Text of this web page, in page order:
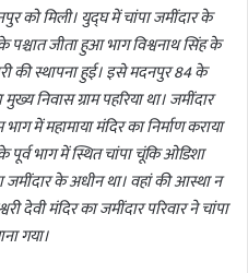
को मिली। युद्घ में चांपा जमींदार के
पश्चात जीता हुआ भाग विश्वनाथ सिंह के
की स्थापना हुई। इसे मदनपुर 84 के
निवास ग्राम पहरिया था। जमींदार
में महामाया मंदिर का निर्माण कराया
पूर्व भाग में स्थित चांपा चूंकि ओडिशा
के अधीन था। वहां की आस्था न
देवी मंदिर का जमींदार परिवार ने चांपा
गया।